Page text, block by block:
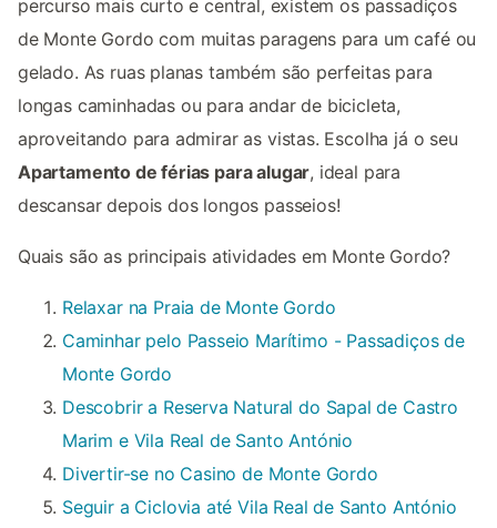
percurso mais curto e central, existem os passadiços
de Monte Gordo com muitas paragens para um café ou
gelado. As ruas planas também são perfeitas para
longas caminhadas ou para andar de bicicleta,
aproveitando para admirar as vistas. Escolha já o seu
Apartamento de férias para alugar, ideal para
descansar depois dos longos passeios!
Quais são as principais atividades em Monte Gordo?
Relaxar na Praia de Monte Gordo
Caminhar pelo Passeio Marítimo - Passadiços de
Monte Gordo
Descobrir a Reserva Natural do Sapal de Castro
Marim e Vila Real de Santo António
Divertir-se no Casino de Monte Gordo
Seguir a Ciclovia até Vila Real de Santo António